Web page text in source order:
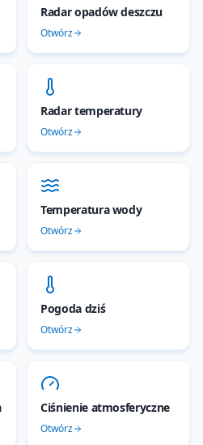
Radar opadów deszczu
Otwórz
Radar temperatury
Otwórz
Temperatura wody
Otwórz
Pogoda dziś
Otwórz
Ciśnienie atmosferyczne
Otwórz